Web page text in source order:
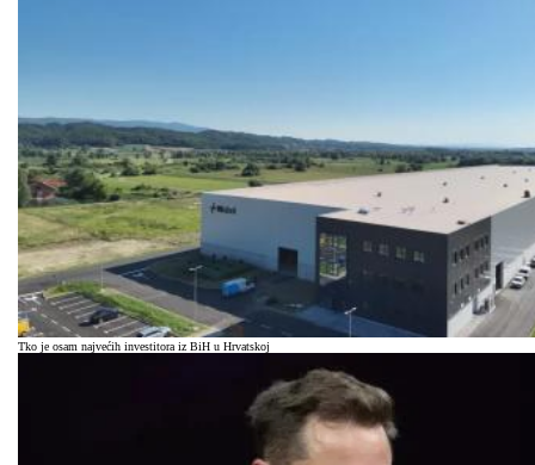
Tko je osam najvećih investitora iz BiH u Hrvatskoj